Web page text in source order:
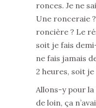
ronces. Je ne
Une ronceraie
roncière ? Le
soit je fais
ne fais jamais
2 heures, soit
Allons-y pour la
de loin, ça